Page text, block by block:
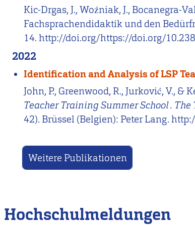
Kic-Drgas, J., Woźniak, J., Bocanegra-
Fachsprachendidaktik und den
14. http://doi.org/https://doi.org/
2022
Identification and Analysis of LSP
John, P., Greenwood, R., Jurković, V.,
Teacher Training Summer School . The
42). Brüssel (Belgien): Peter Lang.
Weitere Publikationen
Hochschulmeldungen